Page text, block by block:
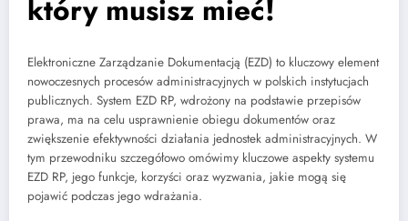
który musisz mieć!
Elektroniczne Zarządzanie Dokumentacją (EZD) to kluczowy element
nowoczesnych procesów administracyjnych w polskich instytucjach
publicznych. System EZD RP, wdrożony na podstawie przepisów
prawa, ma na celu usprawnienie obiegu dokumentów oraz
zwiększenie efektywności działania jednostek administracyjnych. W
tym przewodniku szczegółowo omówimy kluczowe aspekty systemu
EZD RP, jego funkcje, korzyści oraz wyzwania, jakie mogą się
pojawić podczas jego wdrażania.